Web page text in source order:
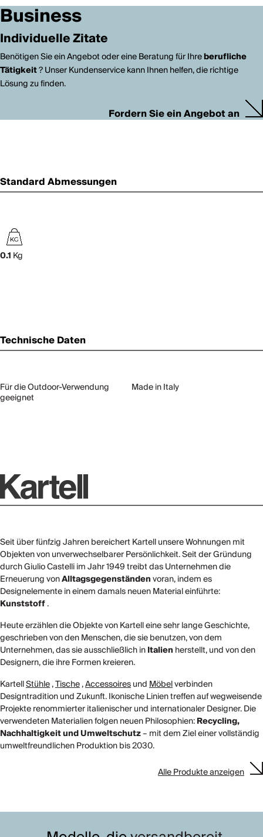
Business
Individuelle Zitate
Benötigen Sie ein Angebot oder eine Beratung für Ihreberufliche
Tätigkeit? Unser Kundenservice kann Ihnen helfen, die richtige
Lösung zu finden.
Fordern Sie ein Angebot an
Standard Abmessungen
0.1 Kg
Technische Daten
Für die Outdoor-Verwendung
geeignet
Made in Italy
Seit über fünfzig Jahren bereichert Kartell unsere Wohnungen mit
Objekten von unverwechselbarer Persönlichkeit. Seit der Gründung
durch Giulio Castelli im Jahr 1949 treibt das Unternehmen die
Erneuerung vonAlltagsgegenständenvoran, indem es
Designelemente in einem damals neuen Material einführte:
Kunststoff.
Heute erzählen die Objekte von Kartell eine sehr lange Geschichte,
geschrieben von den Menschen, die sie benutzen, von dem
Unternehmen, das sie ausschließlich inItalien herstellt, und von den
Designern, die ihre Formen kreieren.
KartellStühle,Tische,AccessoiresundMöbelverbinden
Designtradition und Zukunft. Ikonische Linien treffen auf wegweisende
Projekte renommierter italienischer und internationaler Designer. Die
verwendeten Materialien folgen neuen Philosophien:Recycling,
Nachhaltigkeit und Umweltschutz– mit dem Ziel einer vollständig
umweltfreundlichen Produktion bis 2030.
Alle Produkte anzeigen